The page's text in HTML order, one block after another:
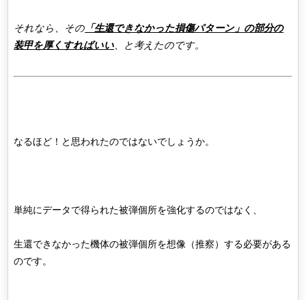
それなら、その 「生還できなかった損傷パターン」の部分の
装甲を厚くすればいい 、と考えたのです。
なるほど！と思われたのではないでしょうか。
単純にデータで得られた被弾個所を強化するのではなく、
生還できなかった機体の被弾個所を想像（推察）する必要がある
のです。